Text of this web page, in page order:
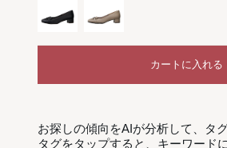
カートに入れる
お探しの傾向をAIが分析して、タ
タグをタップすると、キーワード